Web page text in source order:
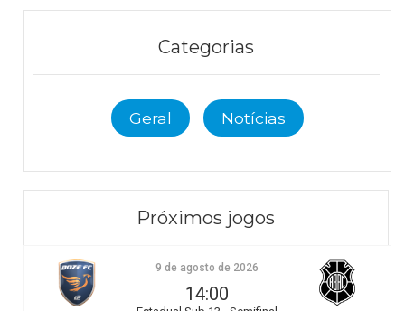
Categorias
Geral Notícias
Próximos jogos
9 de agosto de 2026
14:00